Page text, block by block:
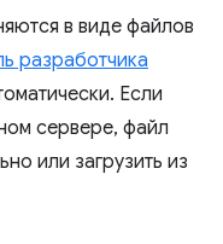
в виде файлов
разработчика
Если
сервере, файл
или загрузить из